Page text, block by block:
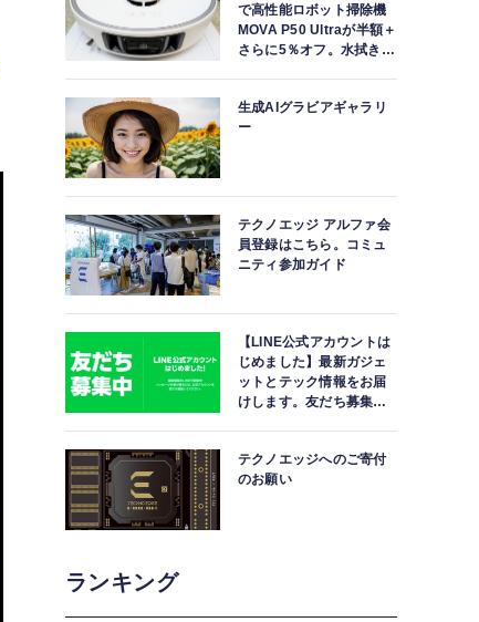
で高性能ロボット掃除機
MOVA P50 Ultraが半額＋
さらに5％オフ。水拭きモ
生成AIグラビアギャラリ
ー
テクノエッジ アルファ会
員登録はこちら。コミュ
ニティ参加ガイド
【LINE公式アカウントは
じめました】最新ガジェ
ットとテック情報をお届
けします。友だち募集
テクノエッジへのご寄付
のお願い
ランキング